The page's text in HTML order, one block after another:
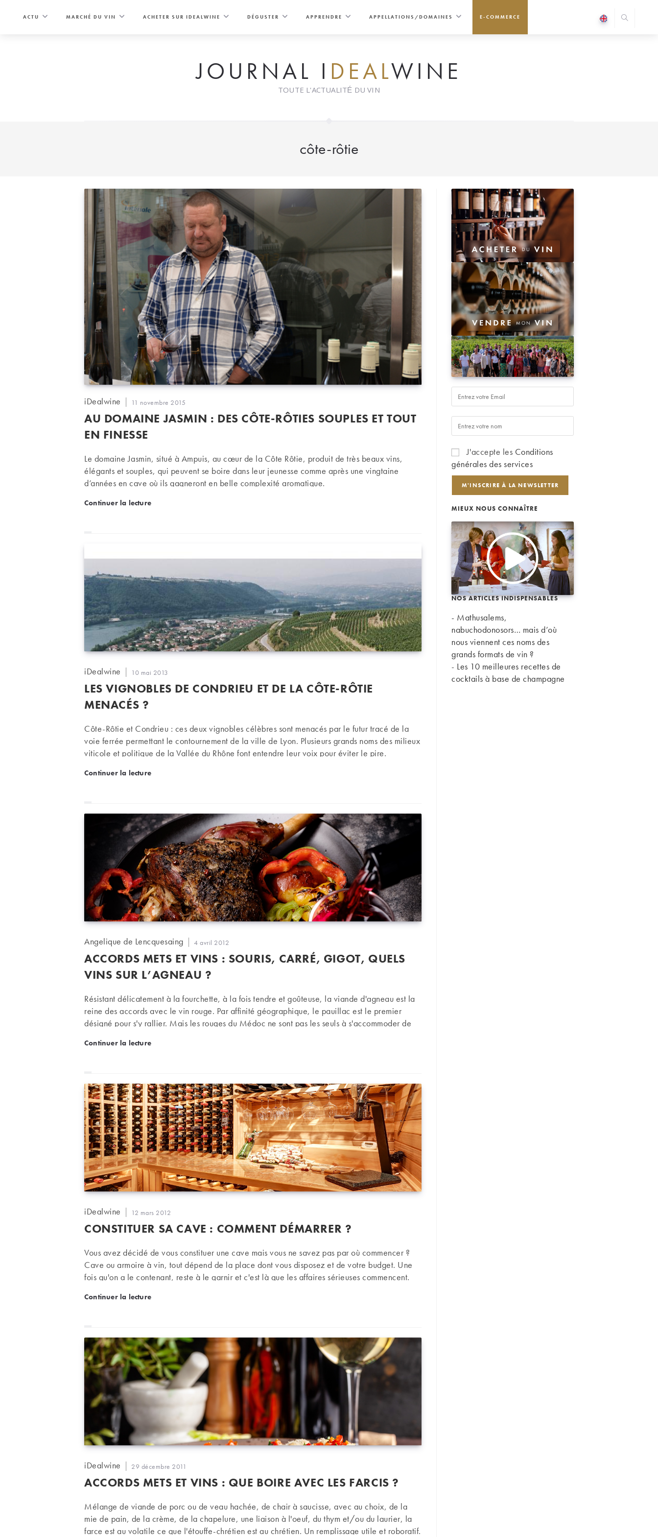
ACTU MARCHÉ DU VIN ACHETER SUR IDEALWINE DÉGUSTER APPRENDRE APPELLATIONS/DOMAINES E-COMMERCE
JOURNAL I DEALWINE
TOUTE L'ACTUALITÉ DU VIN
côte-rôtie
Auteur/autrice
la
publication :
iDealwine
Publication
publiée :
11 novembre 2015
AU DOMAINE JASMIN : DES CÔTE-RÔTIES SOUPLES ET TOUT
EN FINESSE
Le domaine Jasmin, situé à Ampuis, au cœur de la Côte Rôtie, produit de très beaux vins,
élégants et souples, qui peuvent se boire dans leur jeunesse comme après une vingtaine
d’années en cave où ils gagneront en belle complexité aromatique.
Continuer la lectureAu domaine Jasmin : des côte-rôties souples et tout en finesse
Auteur/autrice
la
publication :
iDealwine
Publication
publiée :
10 mai 2013
LES VIGNOBLES DE CONDRIEU ET DE LA CÔTE-RÔTIE
MENACÉS ?
Côte-Rôtie et Condrieu : ces deux vignobles célèbres sont menacés par le futur tracé de la
voie ferrée permettant le contournement de la ville de Lyon. Plusieurs grands noms des milieux
viticole et politique de la Vallée du Rhône font entendre leur voix pour éviter le pire.
Continuer la lectureLes vignobles de condrieu et de la côte-rôtie menacés ?
Auteur/autrice
la
publication :
Angelique de Lencquesaing
Publication
publiée :
4 avril 2012
ACCORDS METS ET VINS : SOURIS, CARRÉ, GIGOT, QUELS
VINS SUR L’AGNEAU ?
Résistant délicatement à la fourchette, à la fois tendre et goûteuse, la viande d'agneau est la
reine des accords avec le vin rouge. Par affinité géographique, le pauillac est le premier
désigné pour s'y rallier. Mais les rouges du Médoc ne sont pas les seuls à s'accommoder de
Continuer la lectureAccords mets et vins : souris, carré, gigot, quels vins sur l’agneau ?
Auteur/autrice
la
iDealwine
Publication
publiée :
12 mars 2012
CONSTITUER SA CAVE : COMMENT DÉMARRER ?
Vous avez décidé de vous constituer une cave mais vous ne savez pas par où commencer ?
Cave ou armoire à vin, tout dépend de la place dont vous disposez et de votre budget. Une
fois qu'on a le contenant, reste à le garnir et c'est là que les affaires sérieuses commencent.
Continuer la lectureConstituer sa cave : comment démarrer ?
Auteur/autrice
la
iDealwine
Publication
publiée :
29 décembre 2011
ACCORDS METS ET VINS : QUE BOIRE AVEC LES FARCIS ?
Mélange de viande de porc ou de veau hachée, de chair à saucisse, avec au choix, de la
mie de pain, de la crème, de la chapelure, une liaison à l'oeuf, du thym et/ou du laurier, la
farce est au volatile ce que l'étouffe-chrétien est au chrétien. Un remplissage utile et roboratif.
J'accepte les Conditions
générales des services
MIEUX NOUS CONNAÎTRE
NOS ARTICLES INDISPENSABLES
- Mathusalems,
nabuchodonosors… mais d’où
nous viennent ces noms des
grands formats de vin ?
- Les 10 meilleures recettes de
cocktails à base de champagne